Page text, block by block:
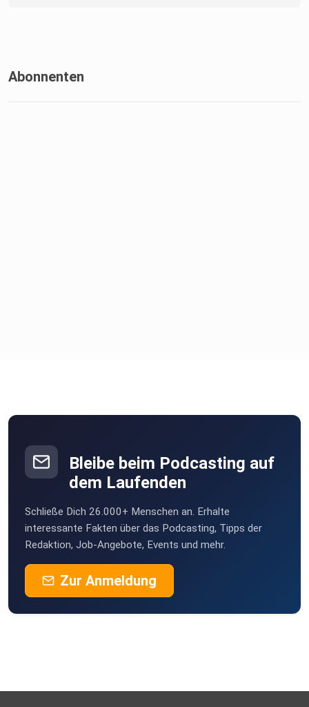
Abonnenten
Bleibe beim Podcasting auf
dem Laufenden
Schließe Dich 26.000+ Menschen an. Erhalte
interessante Fakten über das Podcasting, Tipps der
Redaktion, Job-Angebote, Events und mehr.
Zur Anmeldung